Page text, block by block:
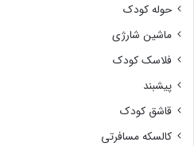
حوله کودک
ماشین شارژی
فلاسک کودک
پیشبند
قاشق کودک
کالسکه مسافرتی